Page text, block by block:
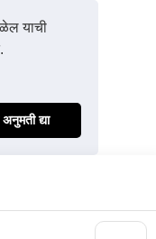
याची
द्या